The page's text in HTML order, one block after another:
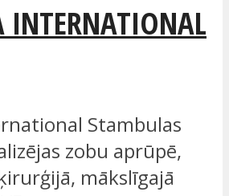
INTERNATIONAL
Stambulas
zobu aprūpē,
mākslīgajā